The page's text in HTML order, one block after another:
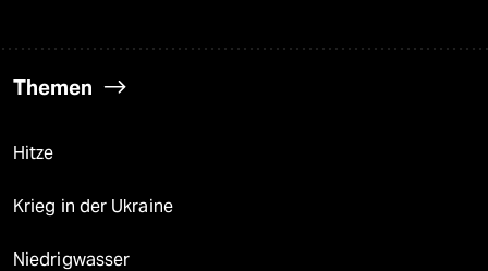
Themen
Hitze
Krieg in der Ukraine
Niedrigwasser